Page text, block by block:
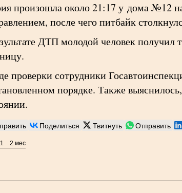
произошла около 21:17 у дома №12
после чего питбайк
ДТП молодой человек
проверки сотрудники
порядке. Также
Поделиться Твитнуть Отправить
2 мес